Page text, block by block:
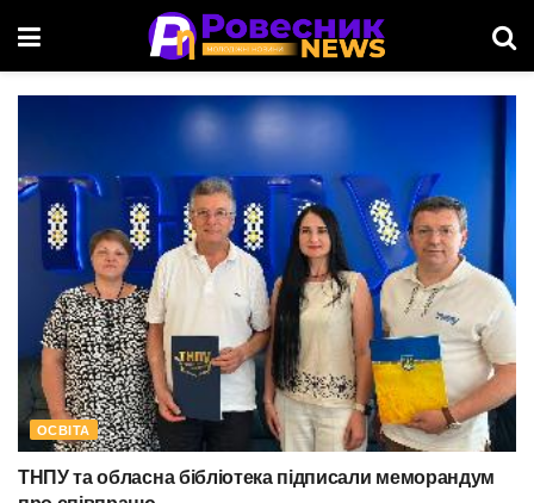
ОСВІТА
ТНПУ та обласна бібліотека підписали меморандум